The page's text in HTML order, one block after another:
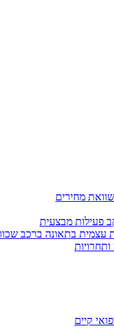
מחירים
פעילות מבצעית
עצמית בתאונה ברכב
קיים